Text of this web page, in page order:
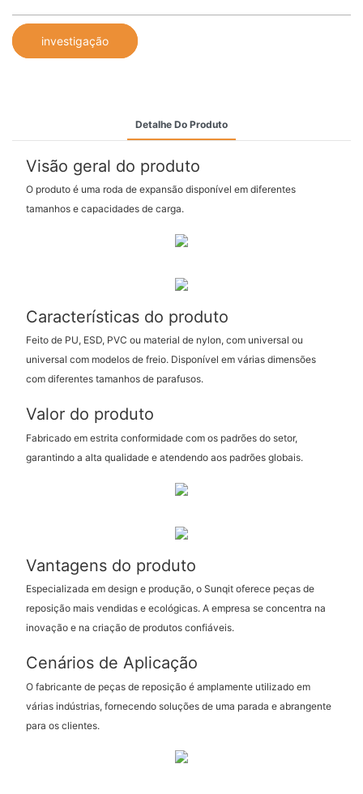
investigação
Detalhe Do Produto
Visão geral do produto
O produto é uma roda de expansão disponível em diferentes
tamanhos e capacidades de carga.
Características do produto
Feito de PU, ESD, PVC ou material de nylon, com universal ou
universal com modelos de freio. Disponível em várias dimensões
com diferentes tamanhos de parafusos.
Valor do produto
Fabricado em estrita conformidade com os padrões do setor,
garantindo a alta qualidade e atendendo aos padrões globais.
Vantagens do produto
Especializada em design e produção, o Sunqit oferece peças de
reposição mais vendidas e ecológicas. A empresa se concentra na
inovação e na criação de produtos confiáveis.
Cenários de Aplicação
O fabricante de peças de reposição é amplamente utilizado em
várias indústrias, fornecendo soluções de uma parada e abrangente
para os clientes.